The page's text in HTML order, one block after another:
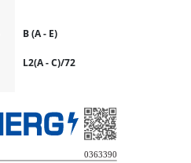
B (A - E)
L2(A - C)/72